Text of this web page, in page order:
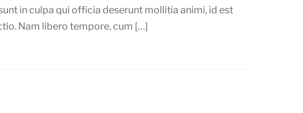
in culpa qui officia deserunt mollitia animi, id est
Nam libero tempore, cum […]